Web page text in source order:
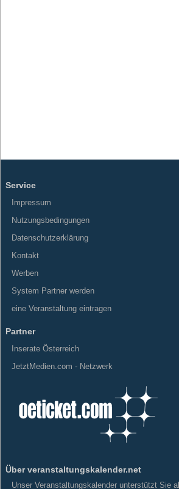
Service
Impressum
Nutzungsbedingungen
Datenschutzerklärung
Kontakt
Werben
System Partner werden
eine Veranstaltung eintragen
Partner
Inserate Österreich
JetztMedien.com - Netzwerk
Über veranstaltungskalender.net
Unser Veranstaltungskalender unterstützt Sie